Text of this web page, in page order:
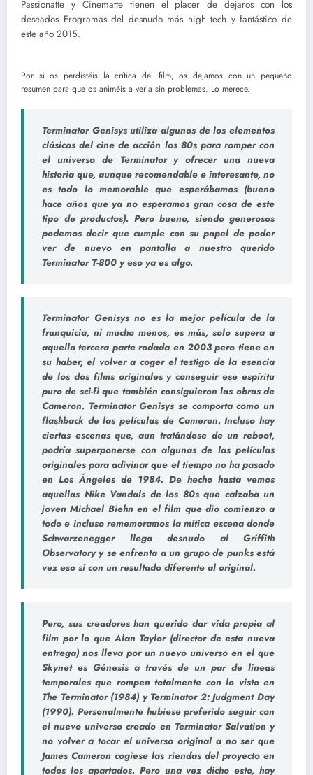
Passionatte y Cinematte tienen el placer de dejaros con los
deseados Erogramas del desnudo más high tech y fantástico de
este año 2015.
Por si os perdistéis la crítica del film, os dejamos con un pequeño
resumen para que os animéis a verla sin problemas. Lo merece.
Terminator Genisys utiliza algunos de los elementos
clásicos del cine de acción los 80s para romper con
el universo de Terminator y ofrecer una nueva
historia que, aunque recomendable e interesante, no
es todo lo memorable que esperábamos (bueno
hace años que ya no esperamos gran cosa de este
tipo de productos). Pero bueno, siendo generosos
podemos decir que cumple con su papel de poder
ver de nuevo en pantalla a nuestro querido
Terminator T-800 y eso ya es algo.
Terminator Genisys no es la mejor película de la
franquicia, ni mucho menos, es más, solo supera a
aquella tercera parte rodada en 2003 pero tiene en
su haber, el volver a coger el testigo de la esencia
de los dos films originales y conseguir ese espíritu
puro de sci-fi que también consiguieron las obras de
Cameron. Terminator Genisys se comporta como un
flashback de las películas de Cameron. Incluso hay
ciertas escenas que, aun tratándose de un reboot,
podría superponerse con algunas de las películas
originales para adivinar que el tiempo no ha pasado
en Los Ángeles de 1984. De hecho hasta vemos
aquellas Nike Vandals de los 80s que calzaba un
joven Michael Biehn en el film que dio comienzo a
todo e incluso rememoramos la mítica escena donde
Schwarzenegger llega desnudo al Griffith
Observatory y se enfrenta a un grupo de punks está
vez eso sí con un resultado diferente al original.
Pero, sus creadores han querido dar vida propia al
film por lo que Alan Taylor (director de esta nueva
entrega) nos lleva por un nuevo universo en el que
Skynet es Génesis a través de un par de líneas
temporales que rompen totalmente con lo visto en
The Terminator (1984) y Terminator 2: Judgment Day
(1990). Personalmente hubiese preferido seguir con
el nuevo universo creado en Terminator Salvation y
no volver a tocar el universo original a no ser que
James Cameron cogiese las riendas del proyecto en
todos los apartados. Pero una vez dicho esto, hay